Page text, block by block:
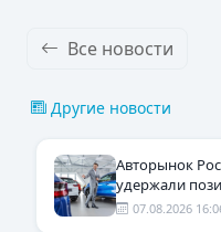
Все новости
Другие новости
Авторынок
удержали
07.08.2026